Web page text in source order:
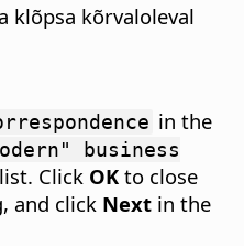
klõpsa kõrvaloleval
in the
business
Click OK to close
and click Next in the